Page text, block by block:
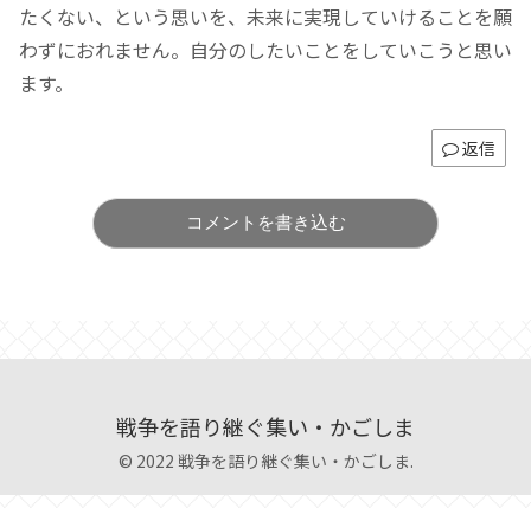
たくない、という思いを、未来に実現していけることを願
わずにおれません。自分のしたいことをしていこうと思い
ます。
返信
コメントを書き込む
戦争を語り継ぐ集い・かごしま
© 2022 戦争を語り継ぐ集い・かごしま.